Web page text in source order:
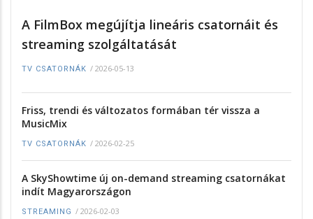
A FilmBox megújítja lineáris csatornáit és
streaming szolgáltatását
TV CSATORNÁK / 2026-05-13
Friss, trendi és változatos formában tér vissza a
MusicMix
TV CSATORNÁK / 2026-02-25
A SkyShowtime új on-demand streaming csatornákat
indít Magyarországon
STREAMING / 2026-02-03